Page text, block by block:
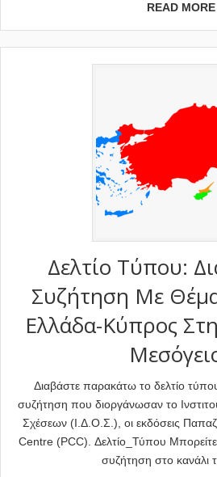
READ MORE
Δελτίο Τύπου:
Συζήτηση Με
Ελλάδα-Κύπρος
Διαβάστε παρακάτω το δελτίο
συζήτηση που διοργάνωσαν το
Σχέσεων (Ι.Δ.Ο.Σ.), οι εκδόσεις
Centre (PCC). Δελτίο_Τύπου
συζήτηση στο κανάλι